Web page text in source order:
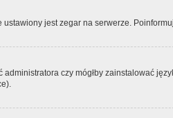
jest zegar na serwerze.
czy mógłby zainstalować